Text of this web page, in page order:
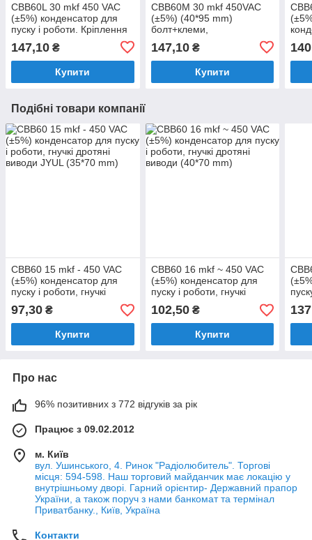
CBB60L 30 mkf 450 VAC
(±5%) конденсатор для
пуску і роботи. Кріплення
болт + дроти (45*95 mm)
147,10 ₴
Купити
CBB60M 30 mkf 450VAC
(±5%) (40*95 mm)
болт+клеми,
конденсатор для пуску та
роботи
147,10₴
Купити
140
Подібні товари компанії
CBB60 15 mkf - 450 VAC
(±5%) конденсатор для
пуску і роботи, гнучкі
(35*70 mm)
97,30 ₴
Купити
CBB60 16 mkf ~ 450 VAC
(±5%) конденсатор для
пуску і роботи, гнучкі
mm)
102,50₴
Купити
mm)
Про нас
96% позитивних з 772 відгуків за рік
Працює з 09.02.2012
м. Київ
вул. Ушинського, 4. Ринок "Радіолюбитель". Торгові
місця: 594-598. Наш торговий майданчик має локацію у
внутрішньому дворі. Гарний орієнтир- Державний прапор
України, а також поруч з нами банкомат та термінал
Приватбанку., Київ, Україна
Контакти